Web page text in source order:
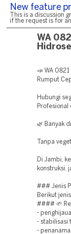
New feature
This is a discussion
if the request is for
WA
📣 WA
Rumput
Hubungi
Profesional
🌿 Banyak
Tanpa
Di Jambi,
konstruksi,
### Jenis
Berikut
#### 🌱
-
- stabilisasi
-